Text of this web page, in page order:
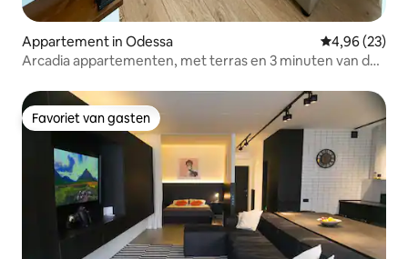
Appartement in Odessa Gemiddelde
4,96 (23)
Arcadia appartementen, met terras en 3 minuten van de
Favoriet van gasten
Favoriet van gasten